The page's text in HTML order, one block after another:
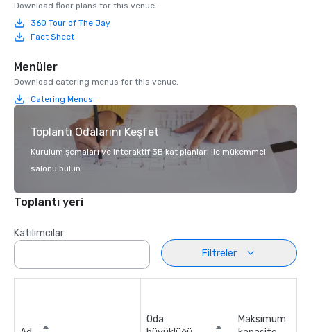
Download floor plans for this venue.
360 Tour of The Jay
Fact Sheet
Menüler
Download catering menus for this venue.
Catering Menus
Toplantı Odalarını Keşfet
Kurulum şemaları ve interaktif 3B kat planları ile mükemmel
salonu bulun.
Toplantı yeri
Katılımcılar
Filtreler
Oda
Maksimum